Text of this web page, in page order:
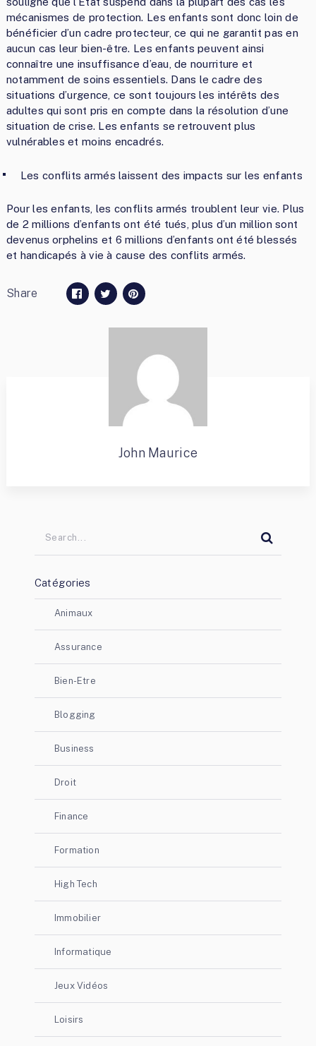
mécanismes de protection. Les enfants sont donc loin de
bénéficier d’un cadre protecteur, ce qui ne garantit pas en
aucun cas leur bien-être. Les enfants peuvent ainsi
connaître une insuffisance d’eau, de nourriture et
notamment de soins essentiels. Dans le cadre des
situations d’urgence, ce sont toujours les intérêts des
adultes qui sont pris en compte dans la résolution d’une
situation de crise. Les enfants se retrouvent plus
vulnérables et moins encadrés.
Les conflits armés laissent des impacts sur les enfants
Pour les enfants, les conflits armés troublent leur vie. Plus
de 2 millions d’enfants ont été tués, plus d’un million sont
devenus orphelins et 6 millions d’enfants ont été blessés
et handicapés à vie à cause des conflits armés.
Share
John Maurice
Catégories
Animaux
Assurance
Bien-Etre
Blogging
Business
Droit
Finance
Formation
High Tech
Immobilier
Informatique
Jeux Vidéos
Loisirs